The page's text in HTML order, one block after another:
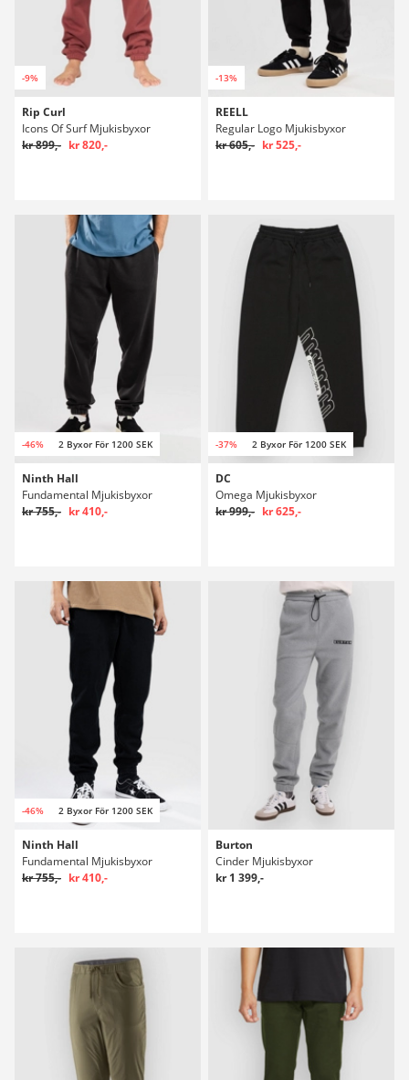
-9%
Rip Curl
Icons Of Surf Mjukisbyxor
kr 899,- kr 820,-
-13%
REELL
Regular Logo Mjukisbyxor
kr 605,- kr 525,-
-46% 2 Byxor För 1200 SEK
Ninth Hall
Fundamental Mjukisbyxor
kr 755,- kr 410,-
-37% 2 Byxor För 1200 SEK
DC
Omega Mjukisbyxor
kr 999,- kr 625,-
-46% 2 Byxor För 1200 SEK
Ninth Hall
Fundamental Mjukisbyxor
kr 755,- kr 410,-
Burton
Cinder Mjukisbyxor
kr 1 399,-